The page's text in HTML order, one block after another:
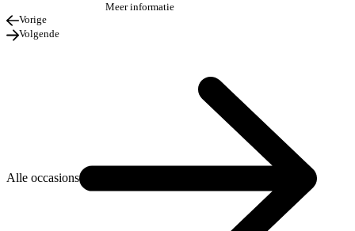
Meer informatie
Vorige
Volgende
Alle occasions